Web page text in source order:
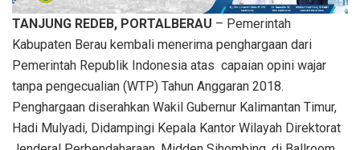
TANJUNG REDEB, PORTALBERAU – Pemerintah
Kabupaten Berau kembali menerima penghargaan dari
Pemerintah Republik Indonesia atas capaian opini wajar
tanpa pengecualian (WTP) Tahun Anggaran 2018.
Penghargaan diserahkan Wakil Gubernur Kalimantan Timur,
Hadi Mulyadi, Didampingi Kepala Kantor Wilayah Direktorat